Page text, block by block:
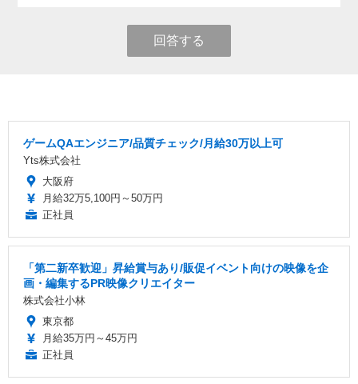
回答する
ゲームQAエンジニア/品質チェック/月給30万以上可
Yts株式会社
大阪府
月給32万5,100円～50万円
正社員
「第二新卒歓迎」昇給賞与あり/販促イベント向けの映像を企
画・編集するPR映像クリエイター
株式会社小林
東京都
月給35万円～45万円
正社員